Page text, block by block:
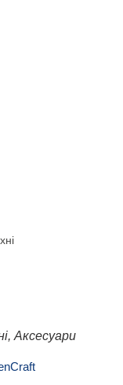
Аксесуари